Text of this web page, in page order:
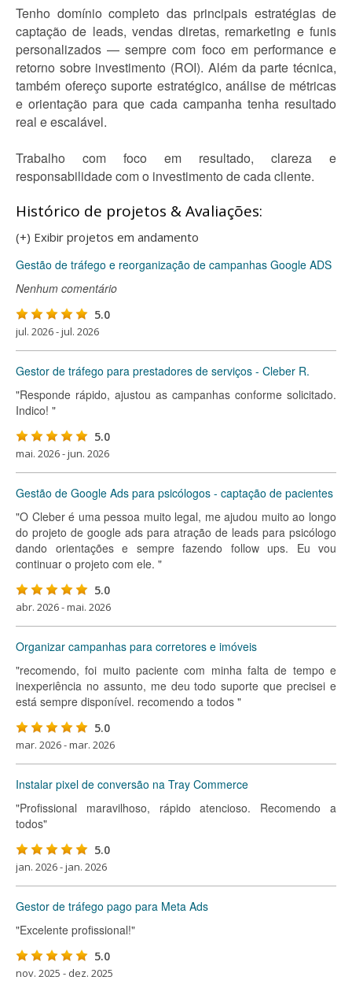
Tenho domínio completo das principais estratégias de
captação de leads, vendas diretas, remarketing e funis
personalizados — sempre com foco em performance e
retorno sobre investimento (ROI). Além da parte técnica,
também ofereço suporte estratégico, análise de métricas
e orientação para que cada campanha tenha resultado
real e escalável.
Trabalho com foco em resultado, clareza e
responsabilidade com o investimento de cada cliente.
Histórico de projetos & Avaliações:
(+) Exibir projetos em andamento
Gestão de tráfego e reorganização de campanhas Google ADS
Nenhum comentário
5.0
jul. 2026 - jul. 2026
Gestor de tráfego para prestadores de serviços - Cleber R.
"Responde rápido, ajustou as campanhas conforme solicitado.
Indico! "
5.0
mai. 2026 - jun. 2026
Gestão de Google Ads para psicólogos - captação de pacientes
"O Cleber é uma pessoa muito legal, me ajudou muito ao longo
do projeto de google ads para atração de leads para psicólogo
dando orientações e sempre fazendo follow ups. Eu vou
continuar o projeto com ele. "
5.0
abr. 2026 - mai. 2026
Organizar campanhas para corretores e imóveis
"recomendo, foi muito paciente com minha falta de tempo e
inexperiência no assunto, me deu todo suporte que precisei e
está sempre disponível. recomendo a todos "
5.0
mar. 2026 - mar. 2026
Instalar pixel de conversão na Tray Commerce
"Profissional maravilhoso, rápido atencioso. Recomendo a
todos"
5.0
jan. 2026 - jan. 2026
Gestor de tráfego pago para Meta Ads
"Excelente profissional!"
5.0
nov. 2025 - dez. 2025